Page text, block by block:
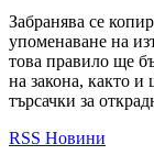
Забранява се
упоменаване на
това правило ще
на закона, както и
търсачки за
RSS Новини